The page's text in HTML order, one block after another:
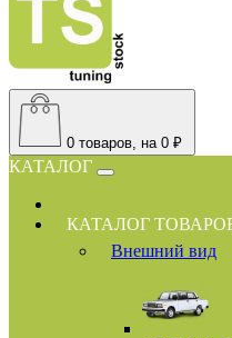
0 товаров, на 0 ₽
КАТАЛОГ
КАТАЛОГ
Внешний вид